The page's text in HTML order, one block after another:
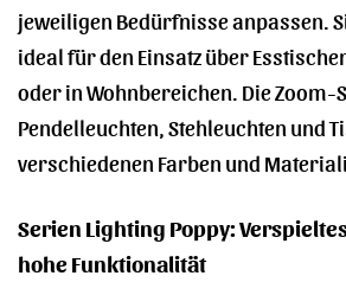
jeweiligen Bedürfnisse anpassen.
ideal für den Einsatz über
oder in Wohnbereichen. Die Zoom-
Pendelleuchten, Stehleuchten und
verschiedenen Farben und
Serien Lighting Poppy:
hohe Funktionalität